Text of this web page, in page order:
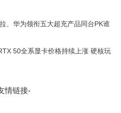
、华为领衔五大超充产品同台PK谁
50全系显卡价格持续上涨 硬核玩
情链接-